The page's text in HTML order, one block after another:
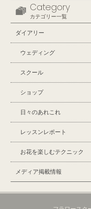
Category
カテゴリー一覧
ダイアリー
ウェディング
スクール
ショップ
日々のあれこれ
レッスンレポート
お花を楽しむテクニック
メディア掲載情報